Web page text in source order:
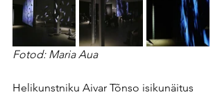
Fotod: Maria Aua
Helikunstniku Aivar Tõnso isikunäitus